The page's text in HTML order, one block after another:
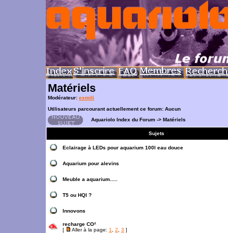
Matériels
Modérateur: exmili
Utilisateurs parcourant actuellement ce forum: Aucun
Aquariolo Index du Forum -> Matériels
Sujets
Eclairage à LEDs pour aquarium 100l eau douce
Aquarium pour alevins
Meuble a aquarium.....
T5 ou HQI ?
Innovons
recharge CO²
[
Aller à la page: 1 2 3 ]